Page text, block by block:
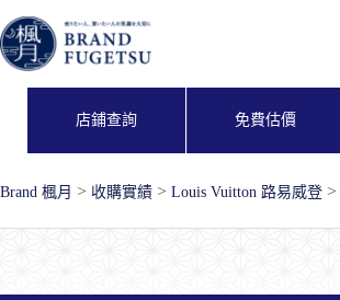
至
主
店鋪查詢 免費估價
Brand 楓月 > 收購實績 > Louis Vuitton 路易威登 >